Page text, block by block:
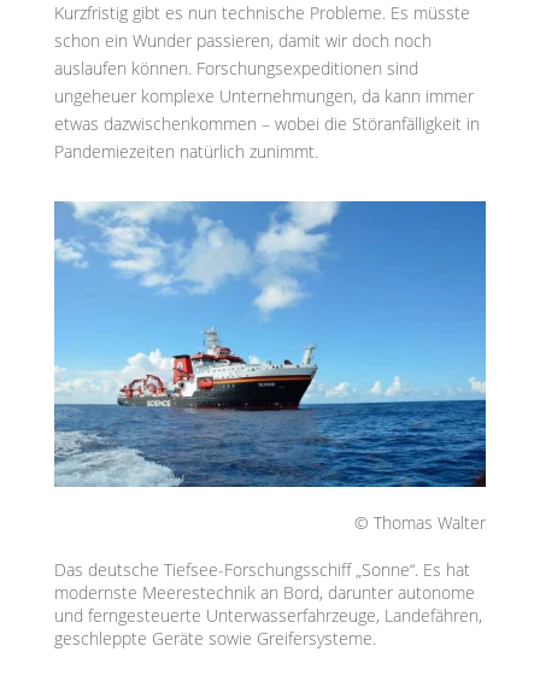
Kurzfristig gibt es nun technische Probleme. Es müsste
schon ein Wunder passieren, damit wir doch noch
auslaufen können. Forschungsexpeditionen sind
ungeheuer komplexe Unternehmungen, da kann immer
etwas dazwischenkommen – wobei die Störanfälligkeit in
Pandemiezeiten natürlich zunimmt.
© Thomas Walter
Das deutsche Tiefsee-Forschungsschiff „Sonne“. Es hat
modernste Meerestechnik an Bord, darunter autonome
und ferngesteuerte Unterwasserfahrzeuge, Landefähren,
geschleppte Geräte sowie Greifersysteme.